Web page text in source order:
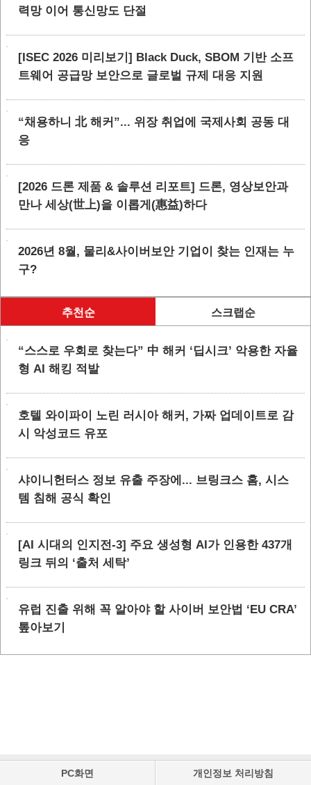
력망 이어 통신망도 단절
[ISEC 2026 미리보기] Black Duck, SBOM 기반 소프
트웨어 공급망 보안으로 글로벌 규제 대응 지원
“채용하니 北 해커”... 위장 취업에 국제사회 공동 대
응
[2026 드론 제품 & 솔루션 리포트] 드론, 영상보안과
만나 세상(世上)을 이롭게(惠益)하다
2026년 8월, 물리&사이버보안 기업이 찾는 인재는 누
구?
추천순 스크랩순
“스스로 우회로 찾는다” 中 해커 ‘딥시크’ 악용한 자율
형 AI 해킹 적발
호텔 와이파이 노린 러시아 해커, 가짜 업데이트로 감
시 악성코드 유포
샤이니헌터스 정보 유출 주장에... 브링크스 홈, 시스
템 침해 공식 확인
[AI 시대의 인지전-3] 주요 생성형 AI가 인용한 437개
링크 뒤의 ‘출처 세탁’
유럽 진출 위해 꼭 알아야 할 사이버 보안법 ‘EU CRA’
톺아보기
PC화면 개인정보 처리방침